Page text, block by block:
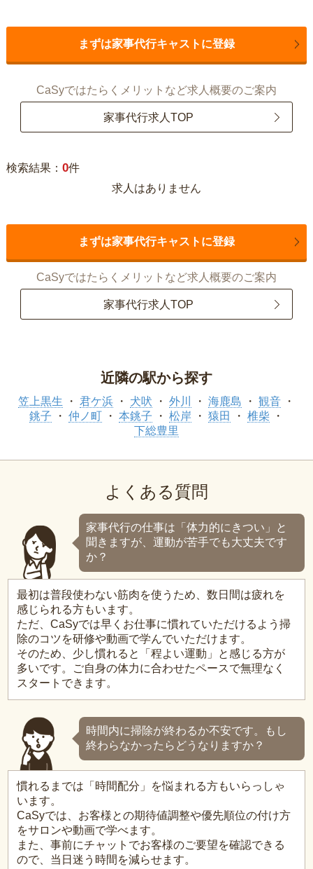
まずは家事代行キャストに登録
CaSyではたらくメリットなど求人概要のご案内
家事代行求人TOP
検索結果： 0件
求人はありません
まずは家事代行キャストに登録
CaSyではたらくメリットなど求人概要のご案内
家事代行求人TOP
近隣の駅から探す
笠上黒生 君ケ浜 犬吠 外川 海鹿島
観音
銚子
仲ノ町 本銚子 松岸 猿田
椎柴
下総豊里
よくある質問
家事代行の仕事は「体力的にきつい」と
聞きますが、運動が苦手でも大丈夫です
か？
最初は普段使わない筋肉を使うため、数日間は疲れを
感じられる方もいます。
ただ、CaSyでは早くお仕事に慣れていただけるよう掃
除のコツを研修や動画で学んでいただけます。
そのため、少し慣れると「程よい運動」と感じる方が
多いです。ご自身の体力に合わせたペースで無理なく
スタートできます。
時間内に掃除が終わるか不安です。もし
終わらなかったらどうなりますか？
慣れるまでは「時間配分」を悩まれる方もいらっしゃ
います。
CaSyでは、お客様との期待値調整や優先順位の付け方
をサロンや動画で学べます。
また、事前にチャットでお客様のご要望を確認できる
ので、当日迷う時間を減らせます。